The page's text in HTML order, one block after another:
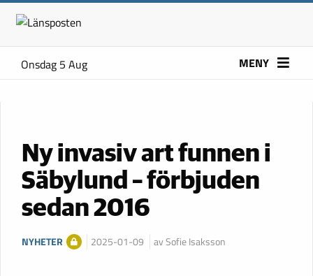
Onsdag 5 Aug MENY
Ny invasiv art funnen i
Säbylund – förbjuden
sedan 2016
NYHETER 2025-01-09 av Sofie Isaksson